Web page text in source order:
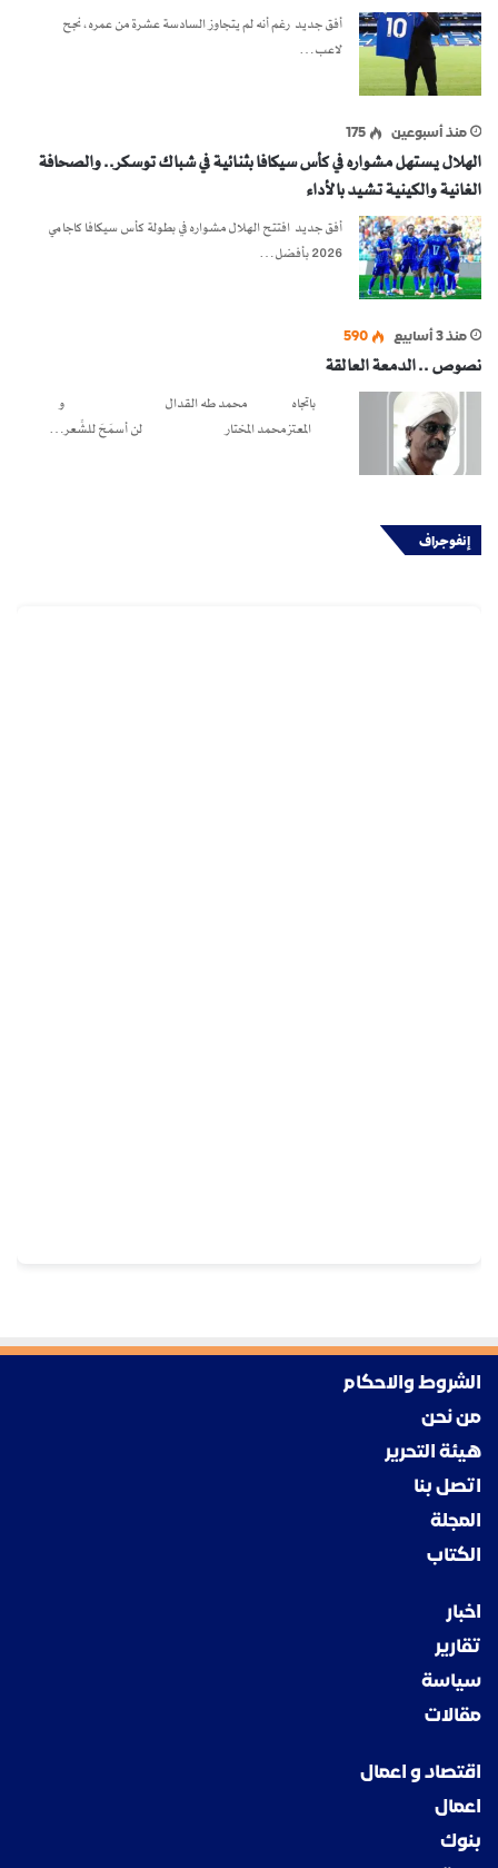
أفق جديد رغم أنه لم يتجاوز السادسة عشرة من عمره، نجح
لاعب…
منذ أسبوعين 175
الهلال يستهل مشواره في كأس سيكافا بثنائية في شباك توسكر.. والصحافة
الغانية والكينية تشيد بالأداء
أفق جديد افتتح الهلال مشواره في بطولة كأس سيكافا كاجامي
2026 بأفضل…
منذ 3 أسابيع 590
نصوص .. الدمعة العالقة
باتجاه محمد طه القدال و
المعتز محمد المختار لن أسمَحَ للشِّعر…
إنفوجراف
الشروط والاحكام
من نحن
هيئة التحرير
اتصل بنا
المجلة
الكتاب
اخبار
تقارير
سياسة
مقالات
اقتصاد و اعمال
اعمال
بنوك